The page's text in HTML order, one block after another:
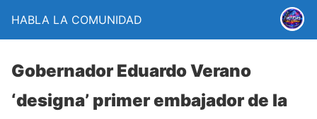
HABLA LA COMUNIDAD
Gobernador Eduardo Verano
‘designa’ primer embajador de la